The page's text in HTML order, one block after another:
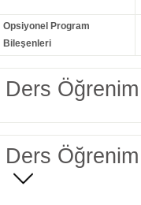
Opsiyonel Program
Bileşenleri
Ders Öğrenim
Ders Öğrenim